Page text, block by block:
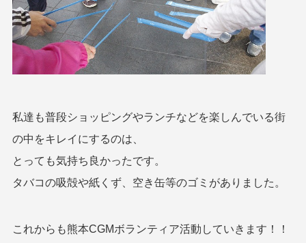
私達も普段ショッピングやランチなどを楽しんでいる街
の中をキレイにするのは、
とっても気持ち良かったです。
タバコの吸殻や紙くず、空き缶等のゴミがありました。
これからも熊本CGMボランティア活動していきます！！